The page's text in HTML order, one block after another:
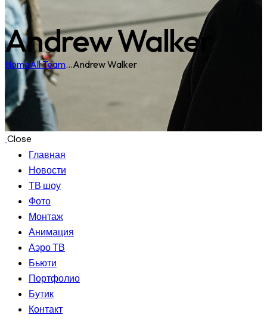
Andrew Walker
HomeAll Team...Andrew Walker
Close
Главная
Новости
ТВ шоу
Фото
Монтаж
Анимация
Аэро ТВ
Бьюти
Портфолио
Бутик
Контакт